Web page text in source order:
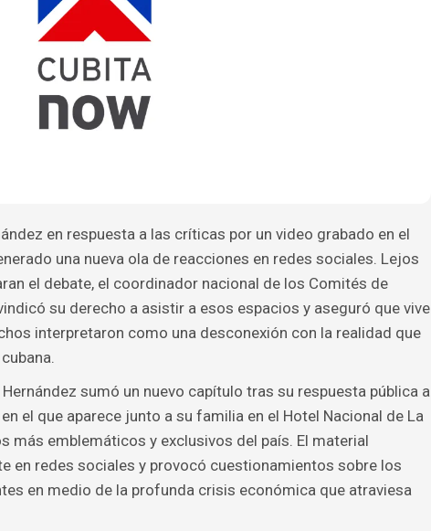
en respuesta a las críticas por un video grabado en el
una nueva ola de reacciones en redes sociales. Lejos
el debate, el coordinador nacional de los Comités de
su derecho a asistir a esos espacios y aseguró que vive
interpretaron como una desconexión con la realidad que
sumó un nuevo capítulo tras su respuesta pública a
el que aparece junto a su familia en el Hotel Nacional de La
más emblemáticos y exclusivos del país. El material
en redes sociales y provocó cuestionamientos sobre los
en medio de la profunda crisis económica que atraviesa